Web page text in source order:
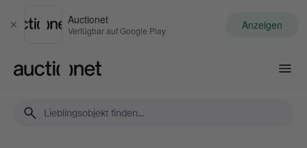
Schließen
Auctionet
Verfügbar auf Google Play Anzeigen